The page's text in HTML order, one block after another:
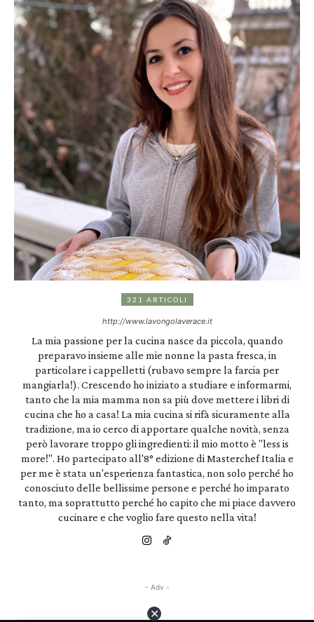
321 ARTICOLI
http://www.lavongolaverace.it
La mia passione per la cucina nasce da piccola, quando
preparavo insieme alle mie nonne la pasta fresca, in
particolare i cappelletti (rubavo sempre la farcia per
mangiarla!). Crescendo ho iniziato a studiare e informarmi,
tanto che la mia mamma non sa più dove mettere i libri di
cucina che ho a casa! La mia cucina si rifà sicuramente alla
tradizione, ma io cerco di apportare qualche novità, senza
però lavorare troppo gli ingredienti: il mio motto è "less is
more!". Ho partecipato all'8° edizione di Masterchef Italia e
per me è stata un'esperienza fantastica, non solo perché ho
conosciuto delle bellissime persone e perché ho imparato
tanto, ma soprattutto perché ho capito che mi piace davvero
cucinare e che voglio fare questo nella vita!
- Adv -
✕